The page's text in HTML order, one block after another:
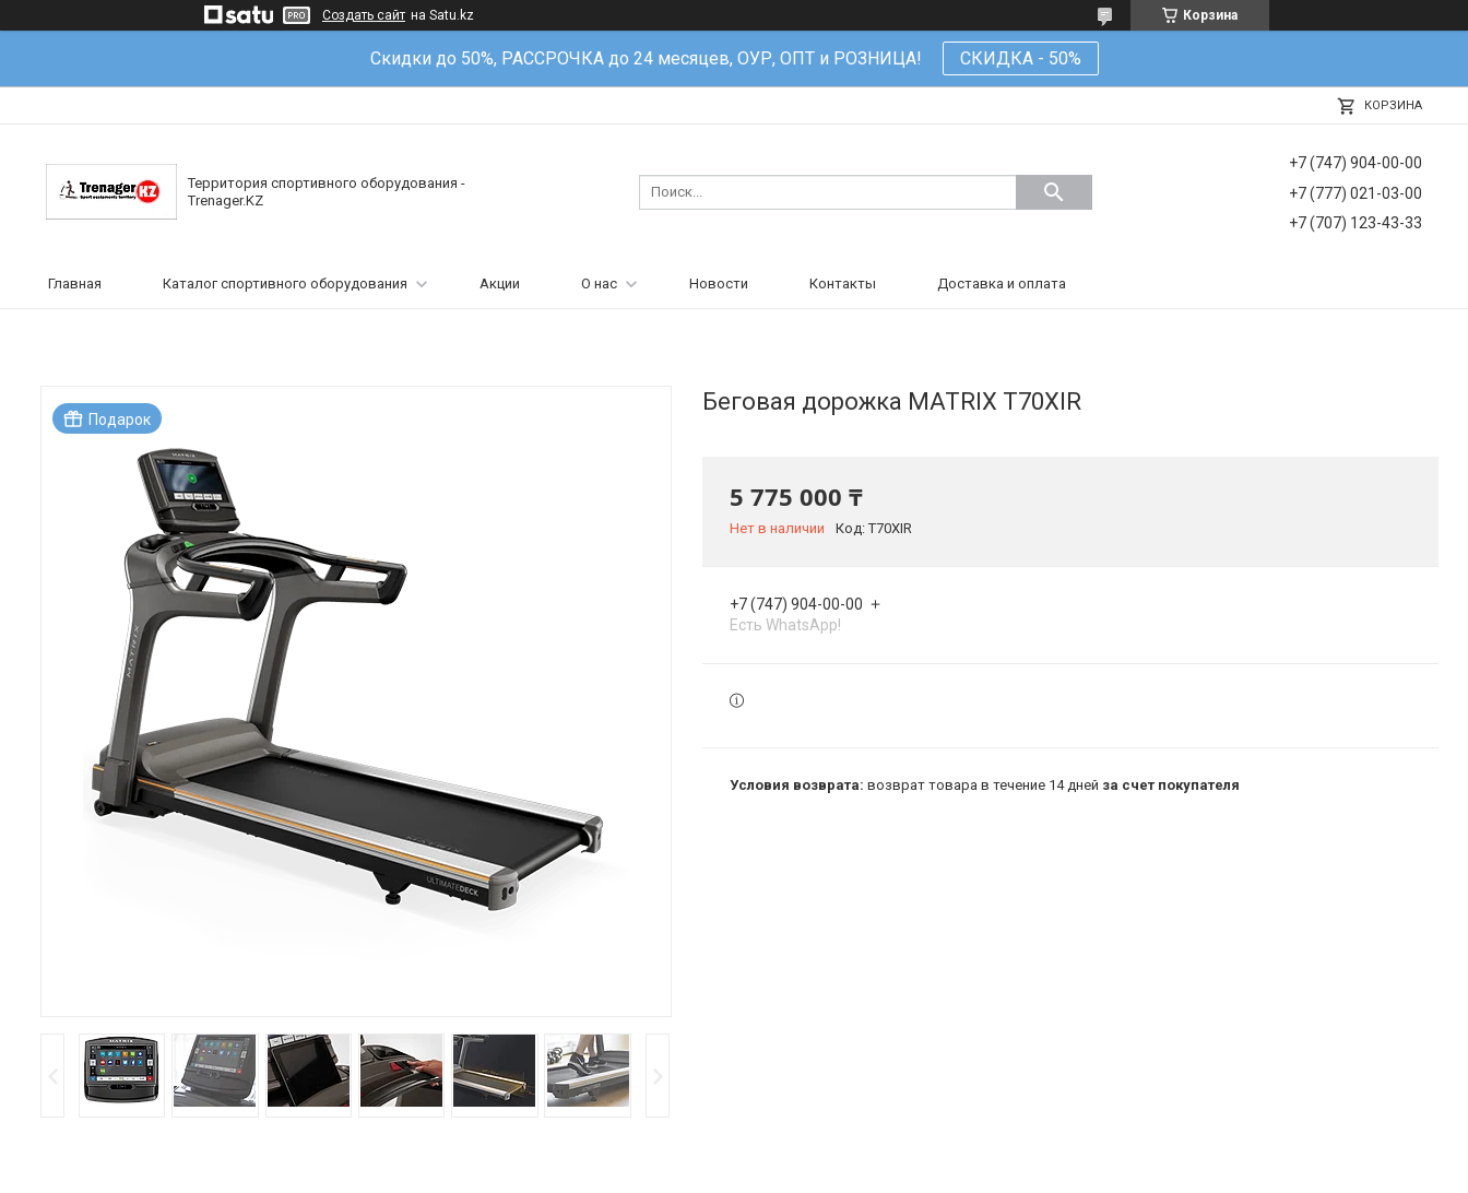
Создать сайт на Satu.kz Корзина
Скидки до 50%, РАССРОЧКА до 24 месяцев, ОУР, ОПТ и РОЗНИЦА! СКИДКА - 50%
КОРЗИНА
Территория спортивного оборудования -
Trenager.KZ
+7 (747) 904-00-00
+7 (777) 021-03-00
+7 (707) 123-43-33
Главная Каталог спортивного оборудования Акции О нас Новости Контакты Доставка и оплата
Подарок
Беговая дорожка MATRIX T70XIR
5 775 000 ₸
Нет в наличии Код:T70XIR
+7 (747) 904-00-00
Есть WhatsApp!
возврат товара в течение 14 дней за счет покупателя